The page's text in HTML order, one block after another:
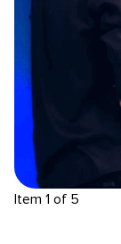
Item 1 of 5